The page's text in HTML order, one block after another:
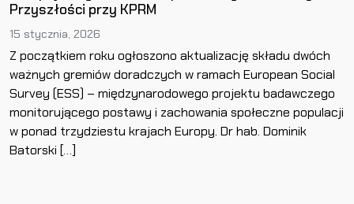
Przyszłości przy KPRM
15 stycznia, 2026
Z początkiem roku ogłoszono aktualizację składu dwóch
ważnych gremiów doradczych w ramach European Social
Survey (ESS) – międzynarodowego projektu badawczego
monitorującego postawy i zachowania społeczne populacji
w ponad trzydziestu krajach Europy. Dr hab. Dominik
Batorski […]